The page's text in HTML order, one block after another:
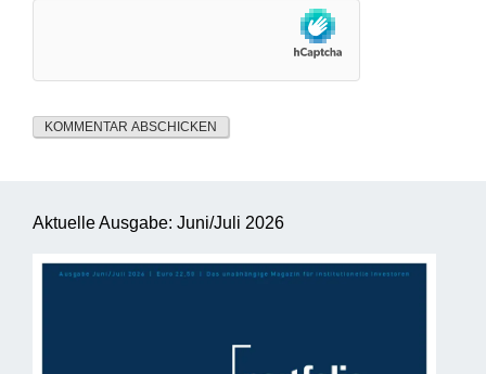
Aktuelle Ausgabe: Juni/Juli 2026